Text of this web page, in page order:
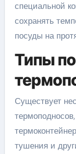
специальной
сохранять
посуды на
Типы
Существует
тушения и